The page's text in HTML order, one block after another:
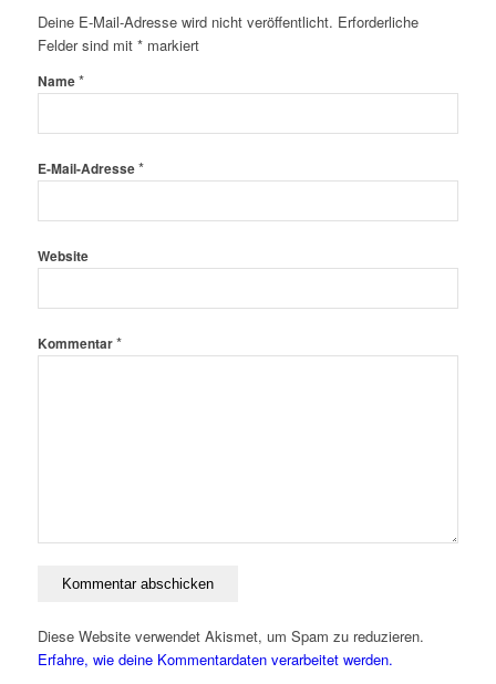
Deine E-Mail-Adresse wird nicht veröffentlicht. Erforderliche
Felder sind mit *markiert
Name*
E-Mail-Adresse*
Website
Kommentar*
Diese Website verwendet Akismet, um Spam zu reduzieren.
Erfahre, wie deine Kommentardaten verarbeitet werden.